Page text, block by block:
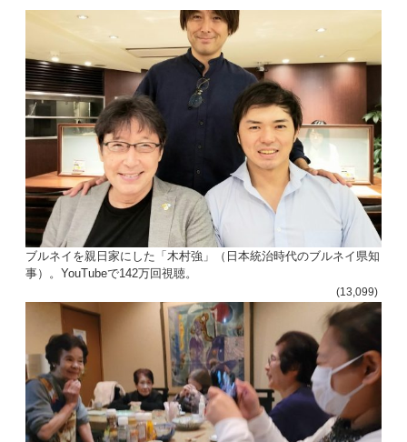
ブルネイを親日家にした「木村強」（日本統治時代のブルネイ県知
事）。YouTubeで142万回視聴。
(13,099)